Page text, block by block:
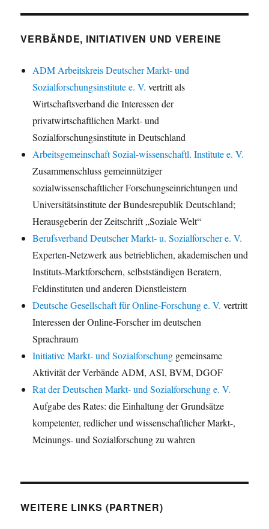
VERBÄNDE, INITIATIVEN UND VEREINE
ADM Arbeitskreis Deutscher Markt- und
Sozialforschungsinstitute e. V. vertritt als
Wirtschaftsverband die Interessen der
privatwirtschaftlichen Markt- und
Sozialforschungsinstitute in Deutschland
Arbeitsgemeinschaft Sozial-wissenschaftl. Institute e. V.
Zusammenschluss gemeinnütziger
sozialwissenschaftlicher Forschungseinrichtungen und
Universitätsinstitute der Bundesrepublik Deutschland;
Herausgeberin der Zeitschrift „Soziale Welt“
Berufsverband Deutscher Markt- u. Sozialforscher e. V.
Experten-Netzwerk aus betrieblichen, akademischen und
Instituts-Marktforschern, selbstständigen Beratern,
Feldinstituten und anderen Dienstleistern
Deutsche Gesellschaft für Online-Forschung e. V. vertritt
Interessen der Online-Forscher im deutschen
Sprachraum
Initiative Markt- und Sozialforschung gemeinsame
Aktivität der Verbände ADM, ASI, BVM, DGOF
Rat der Deutschen Markt- und Sozialforschung e. V.
Aufgabe des Rates: die Einhaltung der Grundsätze
kompetenter, redlicher und wissenschaftlicher Markt-,
Meinungs- und Sozialforschung zu wahren
WEITERE LINKS (PARTNER)